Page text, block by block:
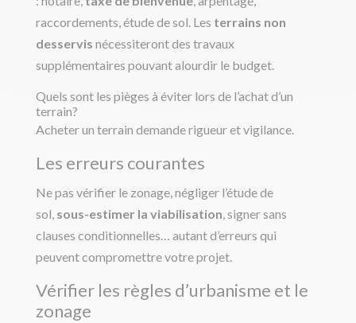
raccordements, étude de sol. Les terrains non
desservis nécessiteront des travaux
supplémentaires pouvant alourdir le budget.
Quels sont les pièges à éviter lors de l’achat d’un
terrain?
Acheter un terrain demande rigueur et vigilance.
Les erreurs courantes
Ne pas vérifier le zonage, négliger l’étude de
sol,sous-estimer la viabilisation, signer sans
clauses conditionnelles… autant d’erreurs qui
peuvent compromettre votre projet.
Vérifier les règles d’urbanisme et le
zonage